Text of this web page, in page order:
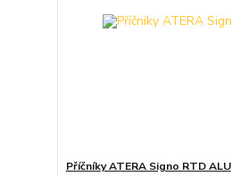
Příčníky ATERA Signo RTD ALU